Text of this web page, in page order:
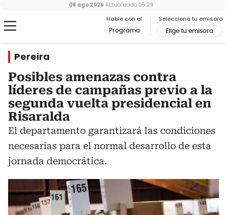
Hable con el
Programa
Selecciona tu emisora
Elige tu emisora
08 ago 2026 Actualizado 05:29
Pereira
Posibles amenazas contra
líderes de campañas previo a la
segunda vuelta presidencial en
Risaralda
El departamento garantizará las condiciones
necesarias para el normal desarrollo de esta
jornada democrática.